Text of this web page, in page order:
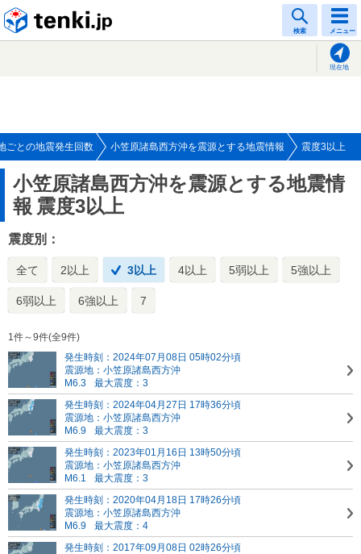
検索 メニュー
現在地
ごとの地震発生回数 小笠原諸島西方沖を震源とする地震情報 震度3以上
小笠原諸島西方沖を震源とする地震情
報 震度3以上
震度別：
全て 2以上 3以上 4以上 5弱以上 5強以上
6弱以上 6強以上 7
1件～9件(全9件)
発生時刻：2024年07月08日 05時02分頃
震源地：小笠原諸島西方沖
M6.3
最大震度：3
発生時刻：2024年04月27日 17時36分頃
震源地：小笠原諸島西方沖
M6.9
最大震度：3
発生時刻：2023年01月16日 13時50分頃
震源地：小笠原諸島西方沖
M6.1
最大震度：3
発生時刻：2020年04月18日 17時26分頃
震源地：小笠原諸島西方沖
M6.9
最大震度：4
発生時刻：2017年09月08日 02時26分頃